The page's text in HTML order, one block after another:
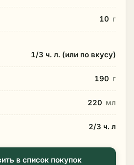
10 г
1/3 ч. л. (или по вкусу)
190 г
220 мл
2/3 ч. л
в список покупок